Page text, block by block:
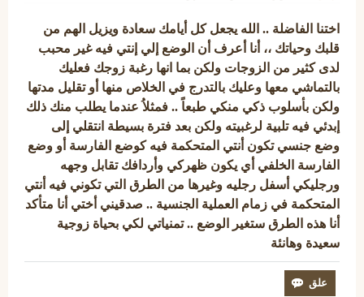
اختنا الفاضلة .. الله يجعل كل أيامك سعادة ويزيل الهم من
قلبك وحياتك ،، أنا أعرف أن الوضع إلي إنتي فيه غير محبب
لدى كثير من الزوجات ولكن بما انها رغبة زوجك فعليك
بالتماشي معها وعليك بالتدرج في الخلاص منها أو تقليل مدتها
ولكن بأسلوب ذكي منكي طبعاً .. فمثلاُ عندما يطلب منك ذلك
إبدئي فيه تلبية لرغبيته ولكن بعد فترة بسيطة انتقلي إلى
وضع جنسي تكون أنتي المتحكمة فيه كوضع الفارسة أو وضع
الفارسة الخلفي أي يكون ظهركي وأردافك تقابل وجهه
ورجليكي أسفل رجليه وغيرها من الطرق التي تكوني فيه أنتي
المتحكمة في زمام العملية الجنسية .. صدقيني أختي أنا متأكد
أنا هذه الطرق ستغير الوضع .. تمنياتي لكي بحياة زوجية
سعيدة وهانئة